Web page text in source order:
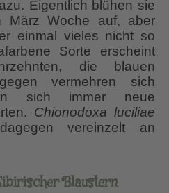
Eigentlich blühen sie
März Woche auf, aber
einmal vieles nicht so
Sorte erscheint
die blauen
vermehren sich
sich immer neue
Chionodoxa luciliae
vereinzelt an
Blaustern